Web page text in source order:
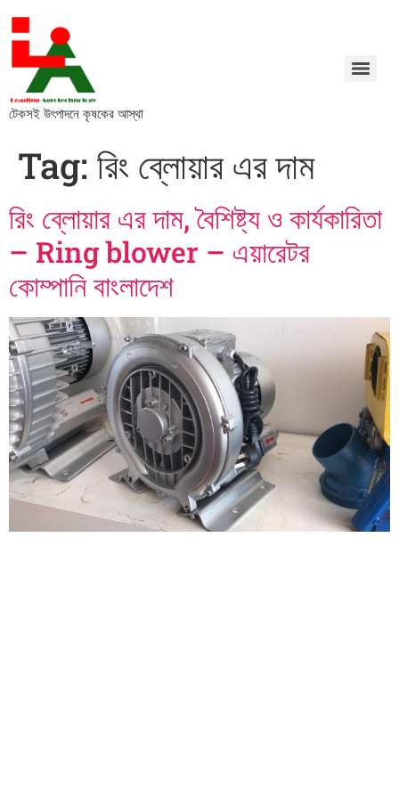
টেকসই উৎপাদনে কৃষকের আস্থা
Tag: রিং ব্লোয়ার এর দাম
রিং ব্লোয়ার এর দাম, বৈশিষ্ট্য ও কার্যকারিতা
– Ring blower – এয়ারেটর
কোম্পানি বাংলাদেশ